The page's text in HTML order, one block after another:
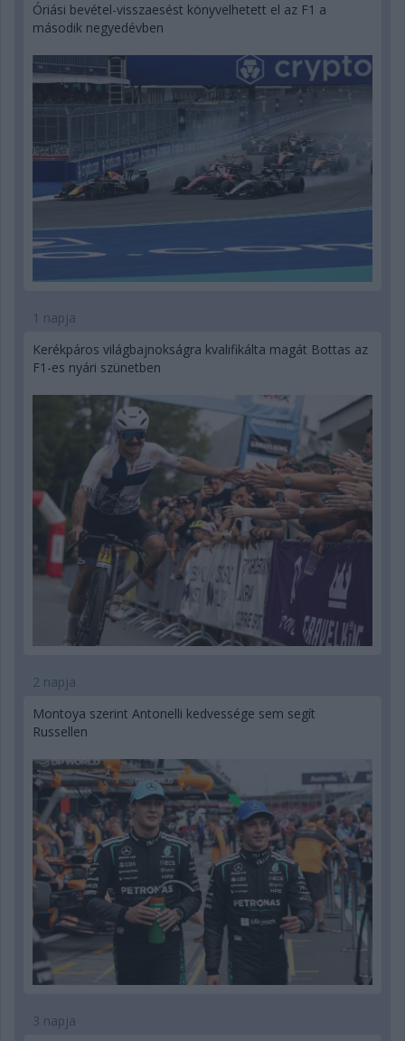
Óriási bevétel-visszaesést könyvelhetett el az F1 a
második negyedévben
1 napja
Kerékpáros világbajnokságra kvalifikálta magát Bottas az
F1-es nyári szünetben
2 napja
Montoya szerint Antonelli kedvessége sem segít
Russellen
3 napja